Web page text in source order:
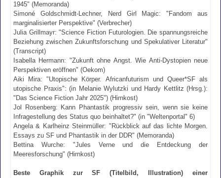
1945" (Memoranda)
Simoné Goldschmidt-Lechner, Nerd Girl Magic: "Fandom aus
marginalisierter Perspektive" (Verbrecher)
Julia Grillmayr: "Science Fiction Futurologien. Die spannungsreiche
Beziehung zwischen Zukunftsforschung und Spekulativer Literatur"
(Transcript)
Isabella Hermann: "Zukunft ohne Angst. Wie Anti-Dystopien neue
Perspektiven eröffnen" (Oekom)
Aiki Mira: "Utopische Körper. Africanfuturism und Queer*SF als
utopische Praxis": (in Melanie Wylutzki und Hardy Kettlitz (Hrsg.):
"Das Science Fiction Jahr 2025") (Hirnkost)
Jol Rosenberg: Kann Phantastik progressiv sein, wenn sie keine
Infragestellung des Status quo beinhaltet?" (in "Weltenportal" 6)
Angela & Karlheinz Steinmüller: "Rückblick auf das lichte Morgen.
Essays zu SF und Phantastik in der DDR" (Memoranda)
Bettina Wurche: "Jules Verne und die Entdeckung der
Meeresforschung" (Hirnkost)
Beste Graphik zur SF (Titelbild, Illustration) einer